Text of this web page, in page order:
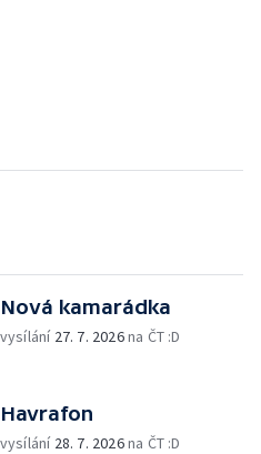
kamarádka
27. 7. 2026na ČT :D
28. 7. 2026na ČT :D